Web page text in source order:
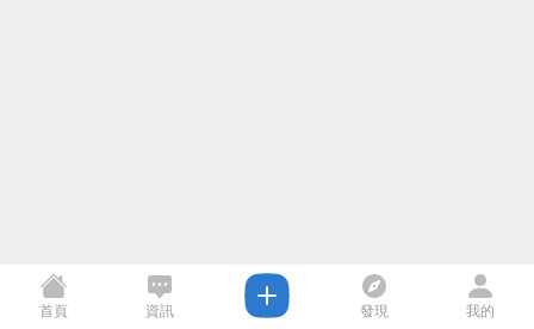
首頁 資訊 發現 我的